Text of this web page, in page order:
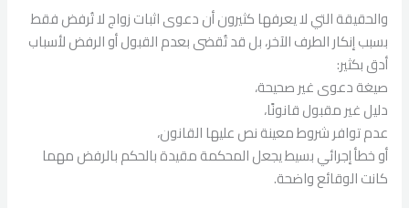
والحقيقة التي لا يعرفها كثيرون أن دعوى اثبات زواج لا تُرفض فقط
بسبب إنكار الطرف الآخر، بل قد تُقضى بعدم القبول أو الرفض لأسباب
أدق بكثير:
صيغة دعوى غير صحيحة،
دليل غير مقبول قانونًا،
عدم توافر شروط معينة نص عليها القانون،
أو خطأ إجرائي بسيط يجعل المحكمة مقيدة بالحكم بالرفض مهما
كانت الوقائع واضحة.